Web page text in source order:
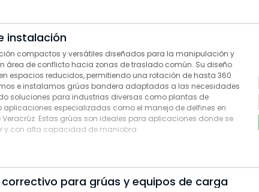
instalación
compactos y versátiles diseñados para la manipulación y
área de conflicto hacia zonas de traslado común. Su diseño
espacios reducidos, permitiendo una rotación de hasta 360
e instalamos grúas bandera adaptadas a las necesidades
soluciones para industrias diversas como plantas de
aplicaciones especializadas como el manejo de delfines en
Estas grúas son ideales para aplicaciones donde se
y con alta capacidad de maniobra.
para grúas y equipos de carga